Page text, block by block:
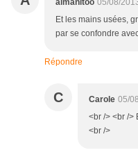
almanitoo 05/08/
Et les mains usées,
par se confondre
Répondre
C Carole 05/
<br /> <br />
<br />